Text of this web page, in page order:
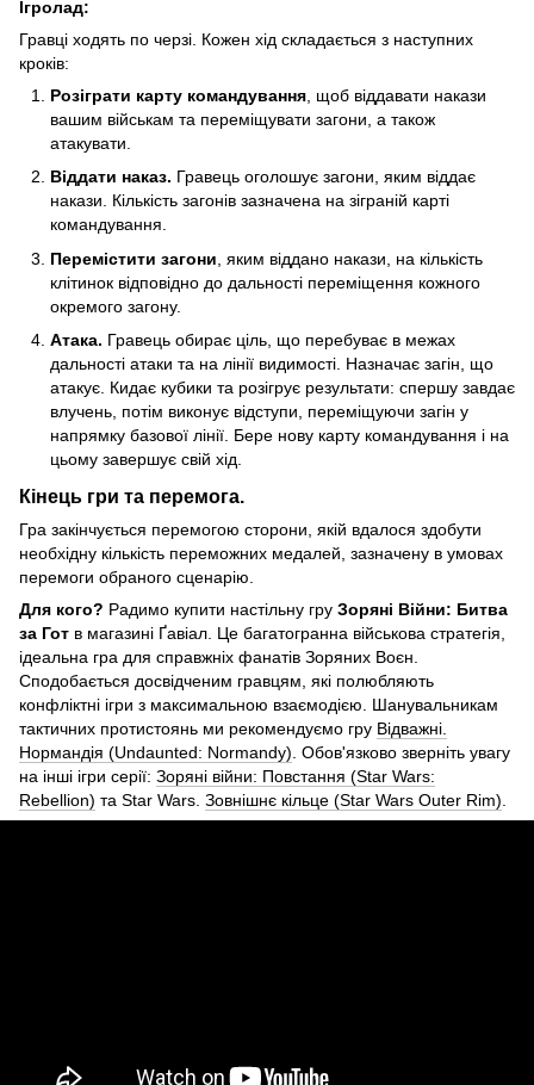
Ігролад:
Гравці ходять по черзі. Кожен хід складається з наступних
кроків:
Розіграти карту командування , щоб віддавати накази
вашим військам та переміщувати загони, а також
атакувати.
Віддати наказ. Гравець оголошує загони, яким віддає
накази. Кількість загонів зазначена на зіграній карті
командування.
Перемістити загони , яким віддано накази, на кількість
клітинок відповідно до дальності переміщення кожного
окремого загону.
Атака. Гравець обирає ціль, що перебуває в межах
дальності атаки та на лінії видимості. Назначає загін, що
атакує. Кидає кубики та розігрує результати: спершу завдає
влучень, потім виконує відступи, переміщуючи загін у
напрямку базової лінії. Бере нову карту командування і на
цьому завершує свій хід.
Кінець гри та перемога.
Гра закінчується перемогою сторони, якій вдалося здобути
необхідну кількість переможних медалей, зазначену в умовах
перемоги обраного сценарію.
Для кого? Радимо купити настільну гру Зоряні Війни: Битва
за Гот в магазині Ґавіал. Це багатогранна військова стратегія,
ідеальна гра для справжніх фанатів Зоряних Воєн.
Сподобається досвідченим гравцям, які полюбляють
конфліктні ігри з максимальною взаємодією. Шанувальникам
тактичних протистоянь ми рекомендуємо гру Відважні.
Нормандія (Undaunted: Normandy) . Обов'язково зверніть увагу
на інші ігри серії: Зоряні війни: Повстання (Star Wars:
Rebellion) та Star Wars. Зовнішнє кільце (Star Wars Outer Rim)